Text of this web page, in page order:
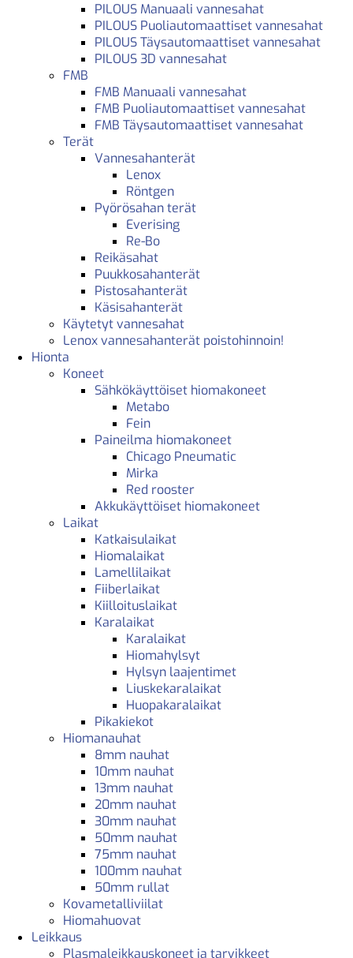
PILOUS Manuaali vannesahat
PILOUS Puoliautomaattiset vannesahat
PILOUS Täysautomaattiset vannesahat
PILOUS 3D vannesahat
FMB
FMB Manuaali vannesahat
FMB Puoliautomaattiset vannesahat
FMB Täysautomaattiset vannesahat
Terät
Vannesahanterät
Lenox
Röntgen
Pyörösahan terät
Everising
Re-Bo
Reikäsahat
Puukkosahanterät
Pistosahanterät
Käsisahanterät
Käytetyt vannesahat
Lenox vannesahanterät poistohinnoin!
Hionta
Koneet
Sähkökäyttöiset hiomakoneet
Metabo
Fein
Paineilma hiomakoneet
Chicago Pneumatic
Mirka
Red rooster
Akkukäyttöiset hiomakoneet
Laikat
Katkaisulaikat
Hiomalaikat
Lamellilaikat
Fiiberlaikat
Kiilloituslaikat
Karalaikat
Karalaikat
Hiomahylsyt
Hylsyn laajentimet
Liuskekaralaikat
Huopakaralaikat
Pikakiekot
Hiomanauhat
8mm nauhat
10mm nauhat
13mm nauhat
20mm nauhat
30mm nauhat
50mm nauhat
75mm nauhat
100mm nauhat
50mm rullat
Kovametalliviilat
Hiomahuovat
Leikkaus
Plasmaleikkauskoneet ja tarvikkeet